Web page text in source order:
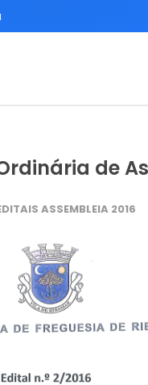
de
ASSEMBLEIA 2016